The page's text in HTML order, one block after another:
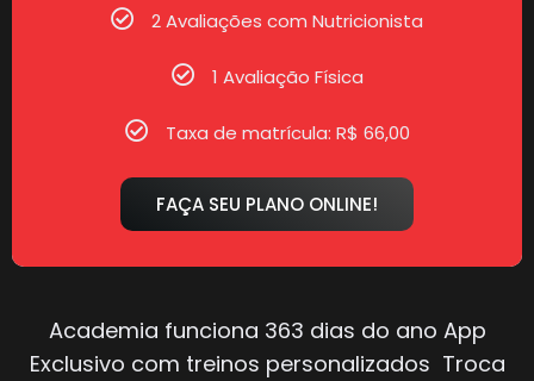
2 Avaliações com Nutricionista
1 Avaliação Física
Taxa de matrícula: R$ 66,00
FAÇA SEU PLANO ONLINE!
Academia funciona 363 dias do ano App
Exclusivo com treinos personalizados Troca